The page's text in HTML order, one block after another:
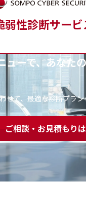
弱性診断サービ
ューで、あなた
せて、最適な診断プラン
ご相談・お見積もり